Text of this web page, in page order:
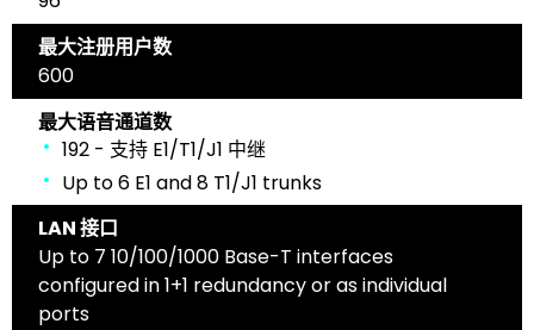
最大注册用户数
600
最大语音通道数
192 - 支持 E1/T1/J1 中继
Up to 6 E1 and 8 T1/J1 trunks
LAN 接口
Up to 7 10/100/1000 Base-T interfaces
configured in 1+1 redundancy or as individual
ports